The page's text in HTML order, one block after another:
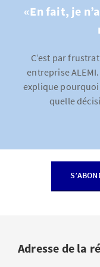
«En fait, je
C’est par
entreprise
explique pourquoi
quelle
Adresse de la